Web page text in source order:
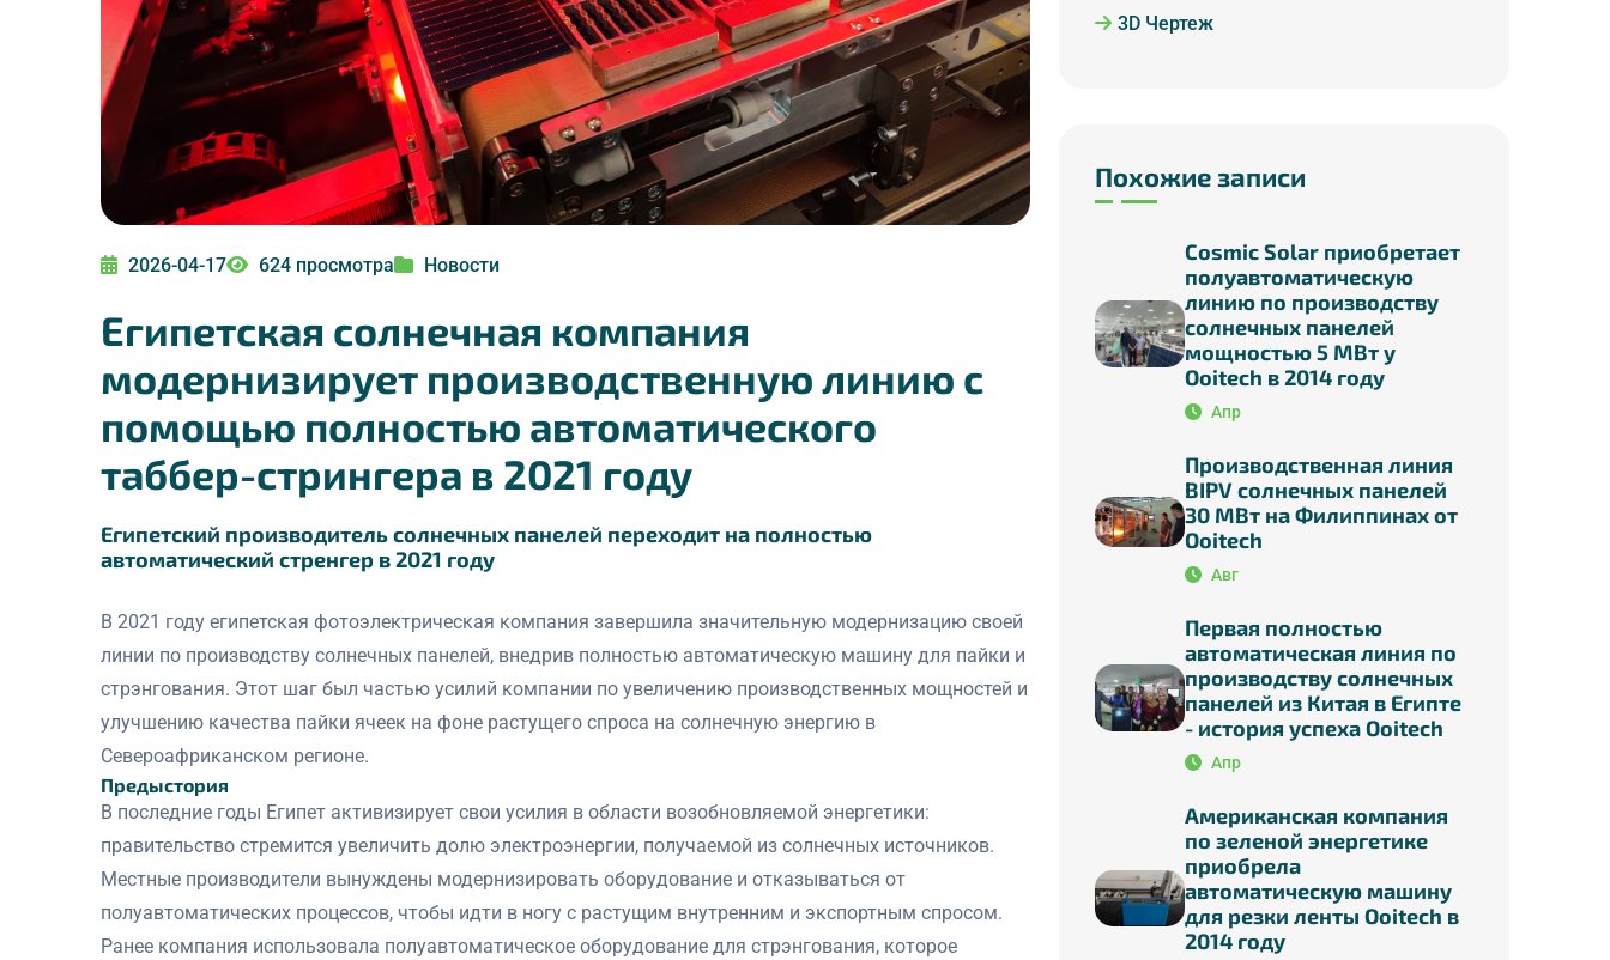
2026-04-17 624 просмотра Новости
Египетская солнечная компания
модернизирует производственную линию с
помощью полностью автоматического
таббер-стрингера в 2021 году
Египетский производитель солнечных панелей переходит на полностью
автоматический стренгер в 2021 году
В 2021 году египетская фотоэлектрическая компания завершила значительную модернизацию своей
линии по производству солнечных панелей, внедрив полностью автоматическую машину для пайки и
стрэнгования. Этот шаг был частью усилий компании по увеличению производственных мощностей и
улучшению качества пайки ячеек на фоне растущего спроса на солнечную энергию в
Североафриканском регионе.
Предыстория
В последние годы Египет активизирует свои усилия в области возобновляемой энергетики:
правительство стремится увеличить долю электроэнергии, получаемой из солнечных источников.
Местные производители вынуждены модернизировать оборудование и отказываться от
полуавтоматических процессов, чтобы идти в ногу с растущим внутренним и экспортным спросом.
Ранее компания использовала полуавтоматическое оборудование для стрэнгования, которое
3D Чертеж
Похожие записи
Cosmic Solar приобретает
полуавтоматическую
линию по производству
солнечных панелей
мощностью 5 МВт у
Ooitech в 2014 году
Апр
Производственная линия
BIPV солнечных панелей
30 МВт на Филиппинах от
Ooitech
Авг
Первая полностью
автоматическая линия по
производству солнечных
панелей из Китая в Египте
- история успеха Ooitech
Апр
Американская компания
по зеленой энергетике
приобрела
автоматическую машину
для резки ленты Ooitech в
2014 году